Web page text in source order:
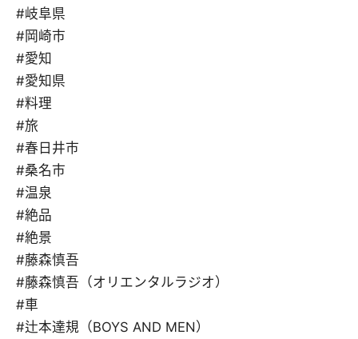
#岐阜県
#岡崎市
#愛知
#愛知県
#料理
#旅
#春日井市
#桑名市
#温泉
#絶品
#絶景
#藤森慎吾
#藤森慎吾（オリエンタルラジオ）
#車
#辻本達規（BOYS AND MEN）